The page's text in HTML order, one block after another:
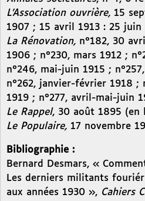
L’Association ouvrière, 15
1907 ; 15 avril 1913 : 25 juin
La Rénovation, n°182, 30
1906 ; n°230, mars 1912 ;
n°246, mai-juin 1915 ;
n°262, janvier-février 1918 ;
1919 ; n°277, avril-mai-juin
Le Rappel, 30 août 1895 (en
Le Populaire, 17 novembre
Bibliographie :
Bernard Desmars, «
Les derniers militants
aux années 1930 », Cahiers